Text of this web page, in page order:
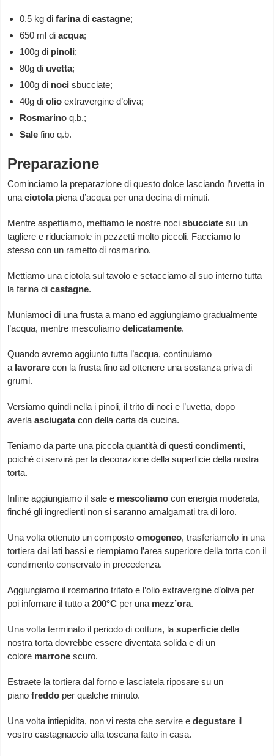
0.5 kg difarinadicastagne;
650 ml diacqua;
100g di pinoli;
80g di uvetta;
100g di noci sbucciate;
40g diolio extravergine d’oliva;
Rosmarino q.b.;
Sale fino q.b.
Preparazione
Cominciamo la preparazione di questo dolce lasciando l’uvetta in
unaciotolapiena d’acqua per una decina di minuti.
Mentre aspettiamo, mettiamo le nostre nocisbucciate su un
tagliere e riduciamole in pezzetti molto piccoli. Facciamo lo
stesso con un rametto di rosmarino.
Mettiamo una ciotola sul tavolo e setacciamo al suo interno tutta
la farina dicastagne.
Muniamoci di una frusta a mano ed aggiungiamo gradualmente
l’acqua, mentre mescoliamodelicatamente.
Quando avremo aggiunto tutta l’acqua, continuiamo
a lavorare con la frusta fino ad ottenere una sostanza priva di
grumi.
Versiamo quindi nella i pinoli, il trito di noci e l’uvetta, dopo
averlaasciugatacon della carta da cucina.
Teniamo da parte una piccola quantità di questicondimenti,
poichè ci servirà per la decorazione della superficie della nostra
torta.
Infine aggiungiamo il sale e mescoliamo con energia moderata,
finché gli ingredienti non si saranno amalgamati tra di loro.
Una volta ottenuto un compostoomogeneo, trasferiamolo in una
tortiera dai lati bassi e riempiamo l’area superiore della torta con il
condimento conservato in precedenza.
Aggiungiamo il rosmarino tritato e l’olio extravergine d’oliva per
poi infornare il tutto a200°C per una mezz’ora.
Una volta terminato il periodo di cottura, lasuperficie della
nostra torta dovrebbe essere diventata solida e di un
colore marrone scuro.
Estraete la tortiera dal forno e lasciatela riposare su un
pianofreddo per qualche minuto.
Una volta intiepidita, non vi resta che servire edegustare il
vostro castagnaccio alla toscana fatto in casa.